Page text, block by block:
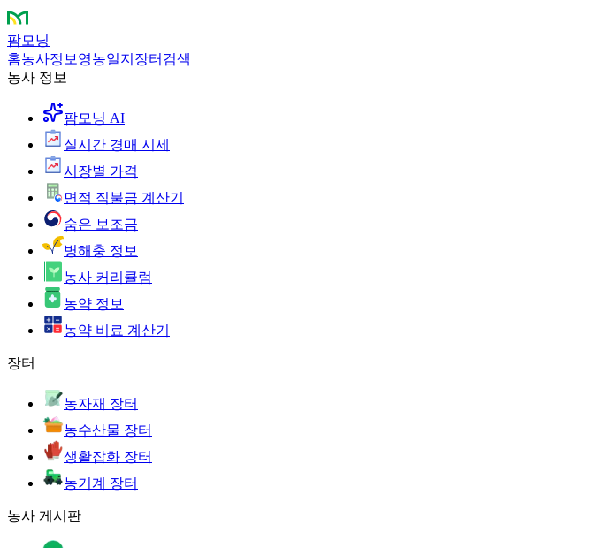
팜모닝
홈농사정보 영농일지 장터 검색
농사 정보
팜모닝 AI
실시간 경매 시세
시장별 가격
면적 직불금 계산기
숨은 보조금
병해충 정보
농사 커리큘럼
농약 정보
농약 비료 계산기
장터
농자재 장터
농수산물 장터
생활잡화 장터
농기계 장터
농사 게시판